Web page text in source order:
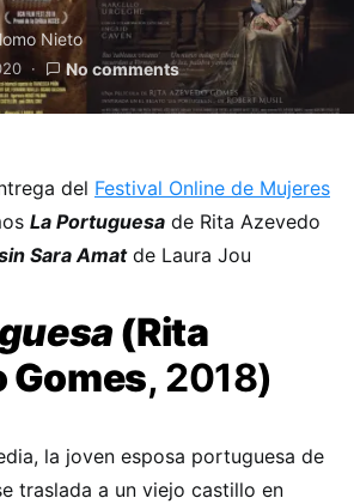
Nieto
No comments
del Festival Online de Mujeres
La Portuguesa de Rita Azevedo
Sara Amatde Laura Jou
(Rita
Gomes, 2018)
la joven esposa portuguesa de
traslada a un viejo castillo en